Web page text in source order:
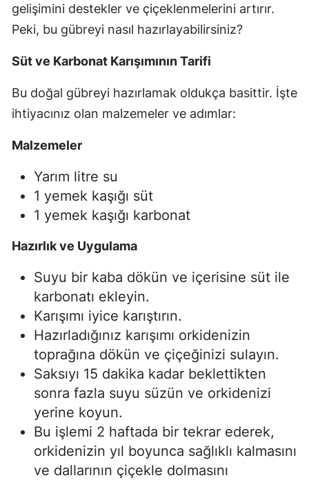
Kars
Kırklareli
Manisa
Muğla
Muş
Niğde
gelişimini destekler ve çiçeklenmelerini artırır.
Peki, bu gübreyi nasıl hazırlayabilirsiniz?
Süt ve Karbonat Karışımının Tarifi
Bu doğal gübreyi hazırlamak oldukça basittir. İşte
ihtiyacınız olan malzemeler ve adımlar:
Malzemeler
Yarım litre su
1 yemek kaşığı süt
1 yemek kaşığı karbonat
Hazırlık ve Uygulama
Suyu bir kaba dökün ve içerisine süt ile
karbonatı ekleyin.
Karışımı iyice karıştırın.
Hazırladığınız karışımı orkidenizin
toprağına dökün ve çiçeğinizi sulayın.
Saksıyı 15 dakika kadar beklettikten
sonra fazla suyu süzün ve orkidenizi
yerine koyun.
Bu işlemi 2 haftada bir tekrar ederek,
orkidenizin yıl boyunca sağlıklı kalmasını
ve dallarının çiçekle dolmasını